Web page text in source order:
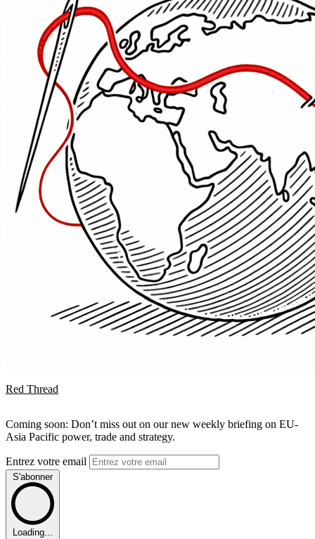
Red Thread
Coming soon: Don’t miss out on our new weekly briefing on EU-
Asia Pacific power, trade and strategy.
Entrez votre email
S'abonner
Loading...